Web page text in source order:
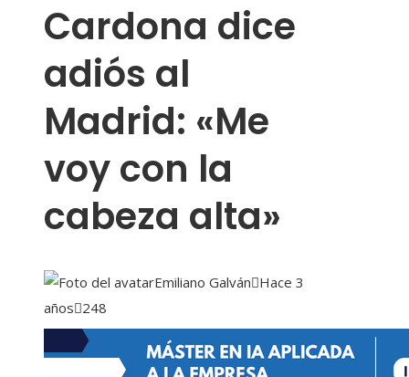
Cardona dice
adiós al
Madrid: «Me
voy con la
cabeza alta»
Emiliano Galván Hace 3
años 248